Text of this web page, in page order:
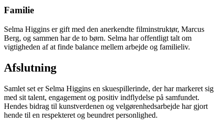
Familie
Selma Higgins er gift med den anerkendte filminstruktør, Marcus
Berg, og sammen har de to børn. Selma har offentligt talt om
vigtigheden af at finde balance mellem arbejde og familieliv.
Afslutning
Samlet set er Selma Higgins en skuespillerinde, der har markeret sig
med sit talent, engagement og positiv indflydelse på samfundet.
Hendes bidrag til kunstverdenen og velgørenhedsarbejde har gjort
hende til en respekteret og beundret personlighed.